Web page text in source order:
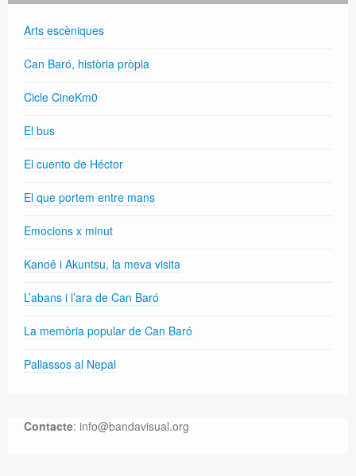
Arts escèniques
Can Baró, història pròpia
Cicle CineKm0
El bus
El cuento de Héctor
El que portem entre mans
Emocions x minut
Kanoê i Akuntsu, la meva visita
L’abans i l’ara de Can Baró
La memòria popular de Can Baró
Pallassos al Nepal
Contacte: info@bandavisual.org